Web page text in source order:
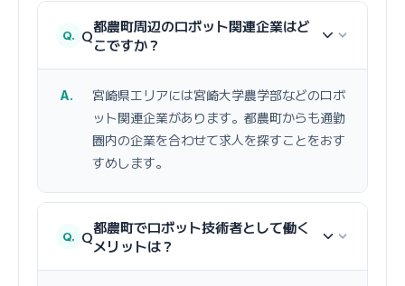
Q都農町周辺のロボット関連企業はど
こですか？
宮崎県エリアには宮崎大学農学部などのロボ
ット関連企業があります。都農町からも通勤
圏内の企業を合わせて求人を探すことをおす
すめします。
Q都農町でロボット技術者として働く
メリットは？